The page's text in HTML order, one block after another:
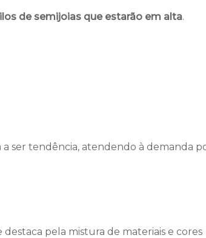
de semijoias que estarão em alta.
ser tendência, atendendo à demanda
destaca pela mistura de materiais e cores